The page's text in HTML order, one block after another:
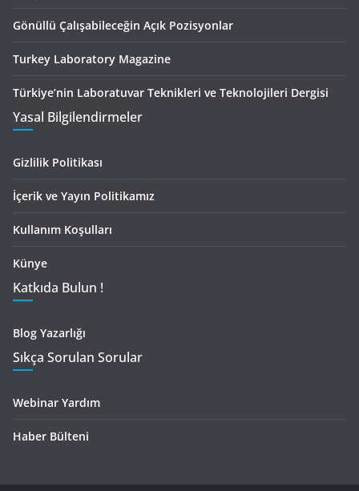
Gönüllü Çalışabileceğin Açık Pozisyonlar
Turkey Laboratory Magazine
Türkiye’nin Laboratuvar Teknikleri ve Teknolojileri Dergisi
Yasal Bilgilendirmeler
Gizlilik Politikası
İçerik ve Yayın Politikamız
Kullanım Koşulları
Künye
Katkıda Bulun !
Blog Yazarlığı
Sıkça Sorulan Sorular
Webinar Yardım
Haber Bülteni